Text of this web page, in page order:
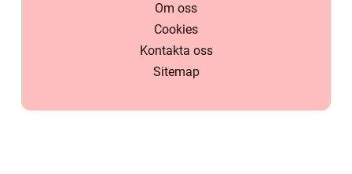
Om oss
Cookies
Kontakta oss
Sitemap